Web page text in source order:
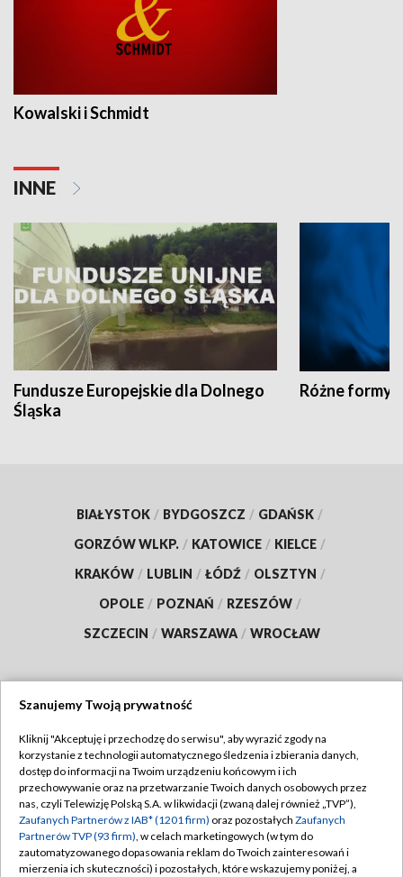
Kowalski i Schmidt
INNE
Fundusze Europejskie dla Dolnego
Śląska
Różne formy
BIAŁYSTOK / BYDGOSZCZ / GDAŃSK /
GORZÓW WLKP. / KATOWICE / KIELCE /
KRAKÓW / LUBLIN / ŁÓDŹ / OLSZTYN /
OPOLE / POZNAŃ / RZESZÓW /
SZCZECIN / WARSZAWA / WROCŁAW
TVP
Abonament TVP
Emisja w TVP
Centrum informacji TVP
Regulamin TVP
Polityka prywatności
Moje zgody
Szanujemy Twoją prywatność
Kliknij "Akceptuję i przechodzę do serwisu", aby wyrazić zgody na
korzystanie z technologii automatycznego śledzenia i zbierania danych,
dostęp do informacji na Twoim urządzeniu końcowym i ich
przechowywanie oraz na przetwarzanie Twoich danych osobowych przez
nas, czyli Telewizję Polską S.A. w likwidacji (zwaną dalej również „TVP”),
Zaufanych Partnerów z IAB* (1201 firm) oraz pozostałych Zaufanych
Partnerów TVP (93 firm), w celach marketingowych (w tym do
zautomatyzowanego dopasowania reklam do Twoich zainteresowań i
mierzenia ich skuteczności) i pozostałych, które wskazujemy poniżej, a